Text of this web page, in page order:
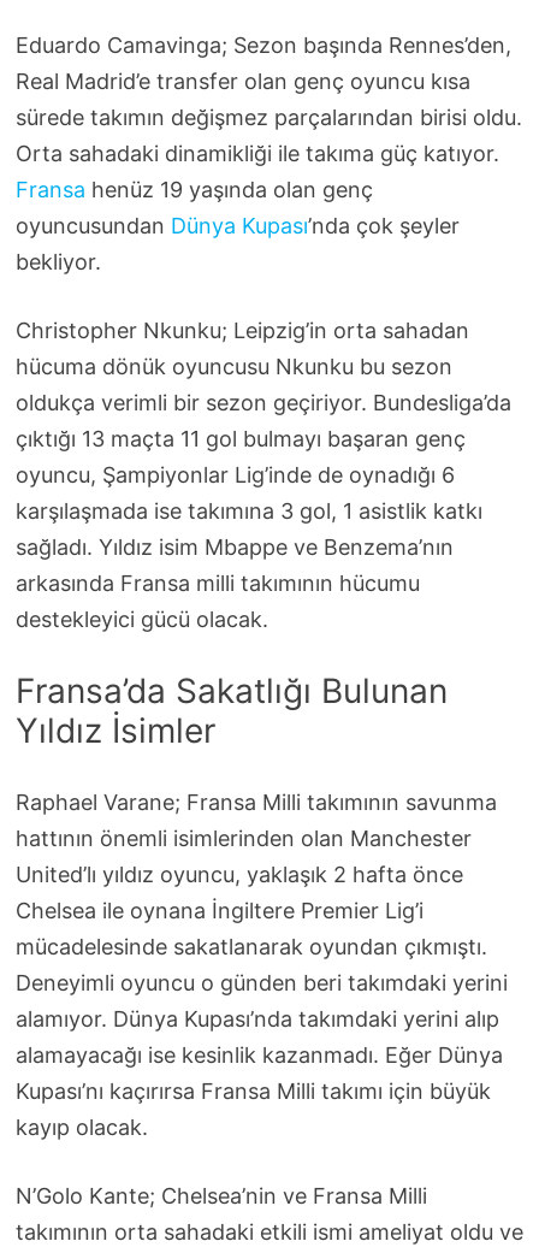
Eduardo Camavinga; Sezon başında Rennes’den,
Real Madrid’e transfer olan genç oyuncu kısa
sürede takımın değişmez parçalarından birisi oldu.
Orta sahadaki dinamikliği ile takıma güç katıyor.
Fransa henüz 19 yaşında olan genç
oyuncusundan Dünya Kupası’nda çok şeyler
bekliyor.
Christopher Nkunku; Leipzig’in orta sahadan
hücuma dönük oyuncusu Nkunku bu sezon
oldukça verimli bir sezon geçiriyor. Bundesliga’da
çıktığı 13 maçta 11 gol bulmayı başaran genç
oyuncu, Şampiyonlar Lig’inde de oynadığı 6
karşılaşmada ise takımına 3 gol, 1 asistlik katkı
sağladı. Yıldız isim Mbappe ve Benzema’nın
arkasında Fransa milli takımının hücumu
destekleyici gücü olacak.
Fransa’da Sakatlığı Bulunan
Yıldız İsimler
Raphael Varane; Fransa Milli takımının savunma
hattının önemli isimlerinden olan Manchester
United’lı yıldız oyuncu, yaklaşık 2 hafta önce
Chelsea ile oynana İngiltere Premier Lig’i
mücadelesinde sakatlanarak oyundan çıkmıştı.
Deneyimli oyuncu o günden beri takımdaki yerini
alamıyor. Dünya Kupası’nda takımdaki yerini alıp
alamayacağı ise kesinlik kazanmadı. Eğer Dünya
Kupası’nı kaçırırsa Fransa Milli takımı için büyük
kayıp olacak.
N’Golo Kante; Chelsea’nin ve Fransa Milli
takımının orta sahadaki etkili ismi ameliyat oldu ve